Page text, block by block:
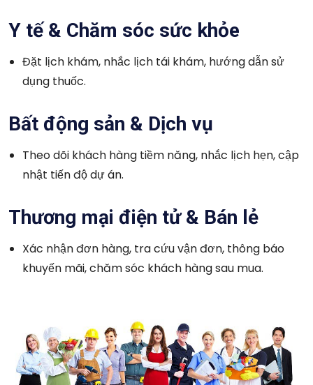
Y tế & Chăm sóc sức khỏe
Đặt lịch khám, nhắc lịch tái khám, hướng dẫn sử
dụng thuốc.
Bất động sản & Dịch vụ
Theo dõi khách hàng tiềm năng, nhắc lịch hẹn, cập
nhật tiến độ dự án.
Thương mại điện tử & Bán lẻ
Xác nhận đơn hàng, tra cứu vận đơn, thông báo
khuyến mãi, chăm sóc khách hàng sau mua.